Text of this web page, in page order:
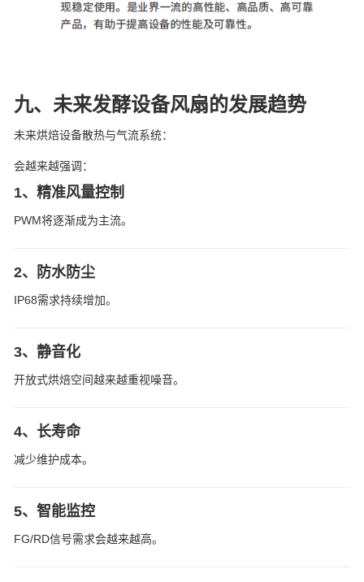
九、未来发酵设备风扇的发展趋势
未来烘焙设备散热与气流系统：
会越来越强调：
1、精准风量控制
PWM将逐渐成为主流。
2、防水防尘
IP68需求持续增加。
3、静音化
开放式烘焙空间越来越重视噪音。
4、长寿命
减少维护成本。
5、智能监控
FG/RD信号需求会越来越高。